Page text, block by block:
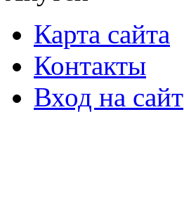
Карта сайта
Контакты
Вход на сайт